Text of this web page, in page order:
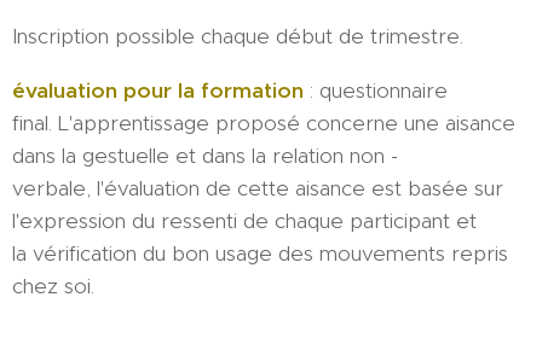
Inscription possible chaque début de trimestre.
évaluation pour la formation : questionnaire
final. L'apprentissage proposé concerne une aisance
dans la gestuelle et dans la relation non -
verbale, l'évaluation de cette aisance est basée sur
l'expression du ressenti de chaque participant et
la vérification du bon usage des mouvements repris
chez soi.